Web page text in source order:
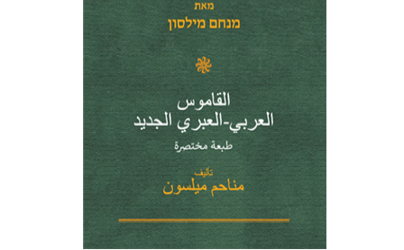
הנחת אתר ספר מודפס
$46
$41